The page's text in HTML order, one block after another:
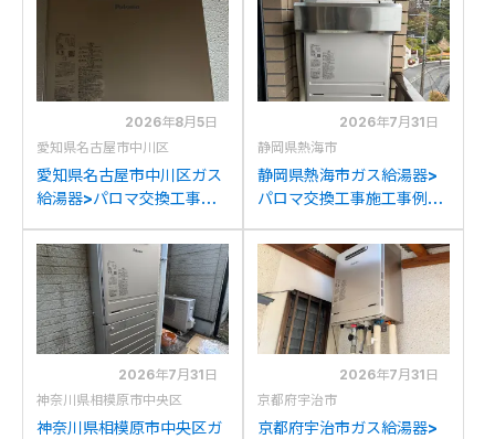
2026年8月5日
愛知県名古屋市中川区
愛知県名古屋市中川区ガス
給湯器>パロマ交換工事施
WZ161FEPからパロマFH-
2023SAW-1への交換
2026年7月31日
静岡県熱海市
静岡県熱海市ガス給湯器>
パロマ交換工事施工事例：
らパロマFH-2023SAW-1
への交換
2026年7月31日
神奈川県相模原市中央区
神奈川県相模原市中央区ガ
2026年7月31日
京都府宇治市
京都府宇治市ガス給湯器>